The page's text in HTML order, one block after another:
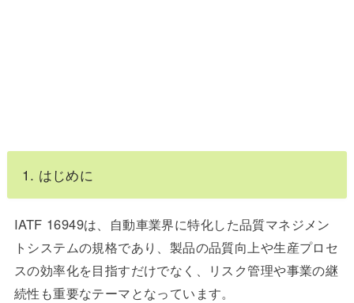
1. はじめに
IATF 16949は、自動車業界に特化した品質マネジメン
トシステムの規格であり、製品の品質向上や生産プロセ
スの効率化を目指すだけでなく、リスク管理や事業の継
続性も重要なテーマとなっています。